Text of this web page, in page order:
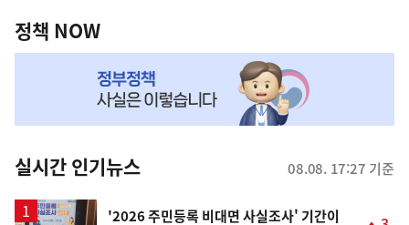
책
NOW,
뉴
스
정책 NOW
실시간 인기뉴스 08.08. 17:27 기준
'2026 주민등록 비대면 사실조사' 기간이